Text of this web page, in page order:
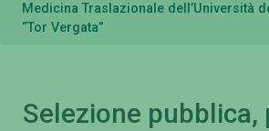
Medicina Traslazionale dell’Università
“Tor Vergata”
Selezione pubblica,